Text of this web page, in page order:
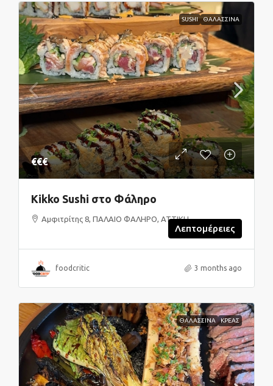
SUSHI ΘΑΛΑΣΣΙΝΑ
€€€
Kikko Sushi στο Φάληρο
Αμφιτρίτης 8, ΠΑΛΑΙΟ ΦΑΛΗΡΟ, ΑΤΤΙΚΗ
Λεπτομέρειες
foodcritic 3 months ago
ΘΑΛΑΣΣΙΝΑ ΚΡΕΑΣ